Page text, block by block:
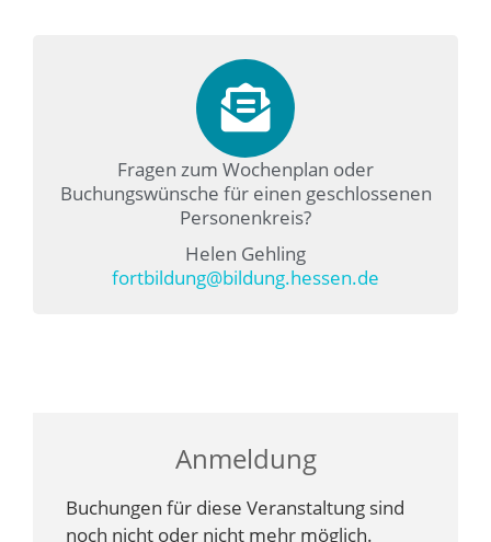
Fragen zum Wochenplan oder
Buchungswünsche für einen geschlossenen
Personenkreis?
Helen Gehling
fortbildung@bildung.hessen.de
Anmeldung
Buchungen für diese Veranstaltung sind
noch nicht oder nicht mehr möglich.